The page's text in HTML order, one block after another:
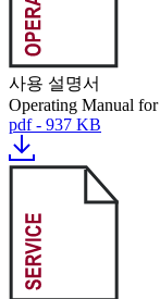
사용 설명서
Operating Manual
pdf - 937 KB